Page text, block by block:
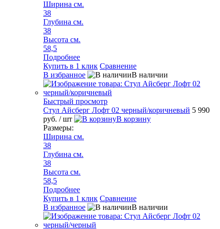
Ширина см.
38
Глубина см.
38
Высота см.
58,5
Подробнее
Купить в 1 клик Сравнение
В избранное
В наличии
Быстрый просмотр
Стул Айсберг Лофт 02 черный/коричневый 5 990
руб. / шт
В корзину
Размеры:
Ширина см.
38
Глубина см.
38
Высота см.
58,5
Подробнее
Купить в 1 клик Сравнение
В избранное
В наличии